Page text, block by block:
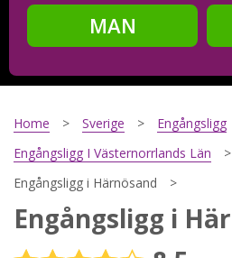
MAN
Steg2
Steg
Din
Home Sverige
Engångsligg
Engångsligg I Västernorrlands Län
Engångsligg i Härnösand
Engångsligg i